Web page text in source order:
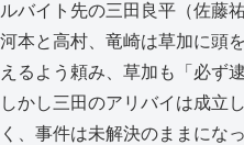
ルバイト先の三田良平（佐藤
河本と高村、竜崎は草加に頭
えるよう頼み、草加も「必ず
しかし三田のアリバイは成立
く、事件は未解決のままにな